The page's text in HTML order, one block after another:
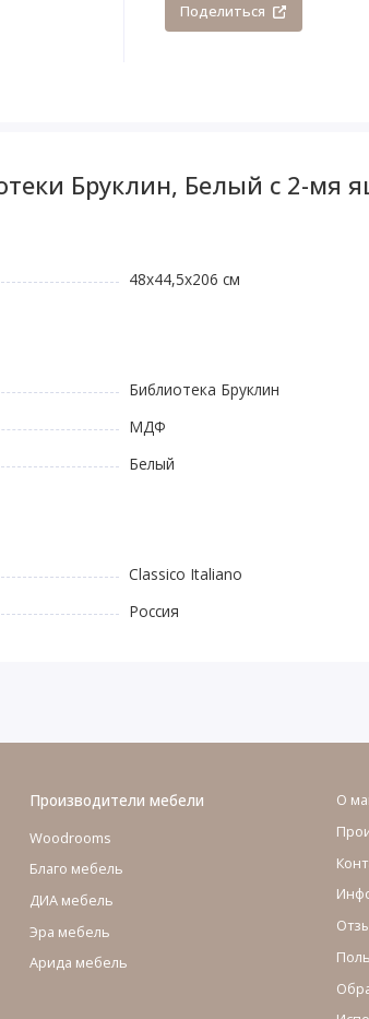
Поделиться
Бруклин, Белый с 2-мя
48х44,5х206 см
Библиотека Бруклин
МДФ
Белый
Classico Italiano
Россия
Производители мебели
Woodrooms
Благо мебель
ДИА мебель
Эра мебель
Арида мебель
О